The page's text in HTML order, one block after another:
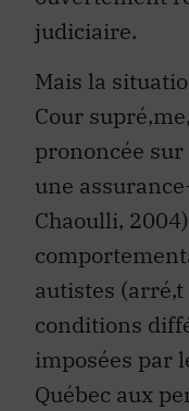
judiciaire.
Mais la
Cour
prononcée
une
Chaoulli,
autistes
conditions
imposées par
Québec aux